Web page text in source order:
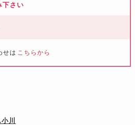
下さい
せは こちらから
川